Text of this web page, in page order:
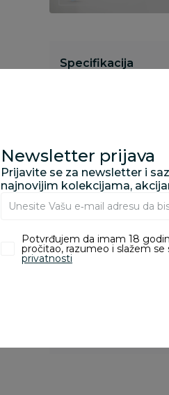
Specifikacija
Pronađite u
Kupovina bez
odustajanje od
Za porudžbine
porudžbine
Newsletter prijava
Prijavite se za newsletter i
najnovijim kolekcijama,
Potvrđujem da imam 18
pročitao, razumeo i slažem se
privatnosti